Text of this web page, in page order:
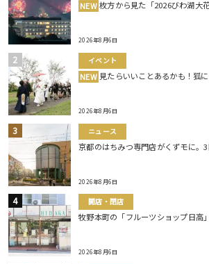
NEW 枚方から見た「2026びわ湖大花
2026年8月6日
イベント
NEW 見たらいいことあるかも！狐
2026年8月6日
ニュース
京都のはちみつ専門店がくずモに。
2026年8月6日
開店・閉店
牧野本町の「フルーツショップ日高
2026年8月6日